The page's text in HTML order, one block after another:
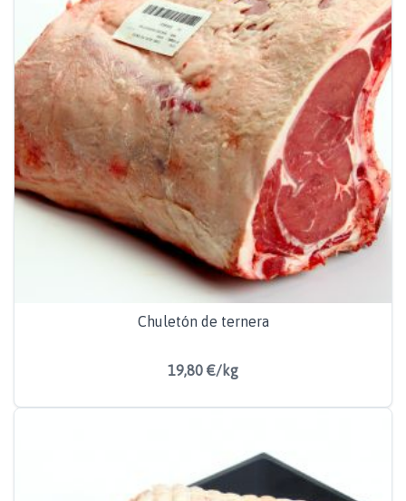
Chuletón de ternera
19,80 €/kg